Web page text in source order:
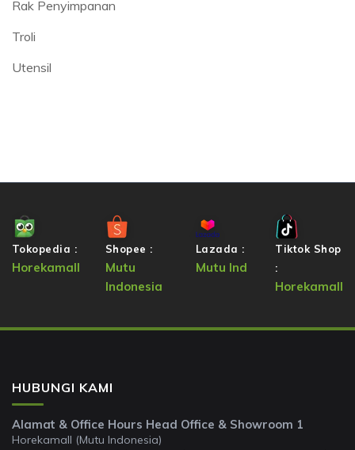
Rak Penyimpanan
Troli
Utensil
Tokopedia :
Horekamall
Shopee :
Mutu
Indonesia
Lazada :
Mutu Ind
Tiktok Shop
:
Horekamall
HUBUNGI KAMI
Alamat & Office Hours Head Office & Showroom 1
Horekamall (Mutu Indonesia)